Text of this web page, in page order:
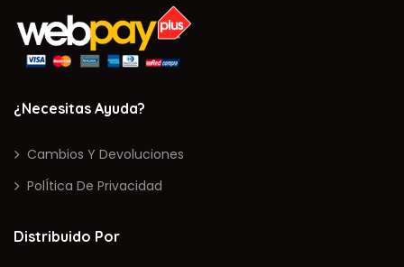
¿Necesitas Ayuda?
Cambios Y Devoluciones
PolÍtica De Privacidad
Distribuido Por